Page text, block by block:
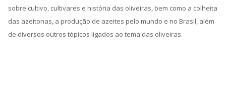
sobre cultivo, cultivares e história das oliveiras, bem como a colheita
das azeitonas, a produção de azeites pelo mundo e no Brasil, além
de diversos outros tópicos ligados ao tema das oliveiras.